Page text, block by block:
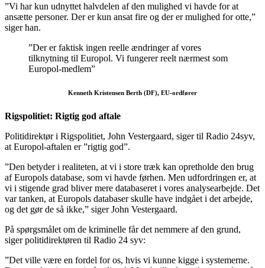
”Vi har kun udnyttet halvdelen af den mulighed vi havde for at
ansætte personer. Der er kun ansat fire og der er mulighed for otte,”
siger han.
”Der er faktisk ingen reelle ændringer af vores
tilknytning til Europol. Vi fungerer reelt nærmest som
Europol-medlem”
Kenneth Kristensen Berth (DF), EU-ordfører
Rigspolitiet: Rigtig god aftale
Politidirektør i Rigspolitiet, John Vestergaard, siger til Radio 24syv,
at Europol-aftalen er ”rigtig god”.
”Den betyder i realiteten, at vi i store træk kan opretholde den brug
af Europols database, som vi havde førhen. Men udfordringen er, at
vi i stigende grad bliver mere databaseret i vores analysearbejde. Det
var tanken, at Europols databaser skulle have indgået i det arbejde,
og det gør de så ikke,” siger John Vestergaard.
På spørgsmålet om de kriminelle får det nemmere af den grund,
siger politidirektøren til Radio 24 syv:
”Det ville være en fordel for os, hvis vi kunne kigge i systemerne.